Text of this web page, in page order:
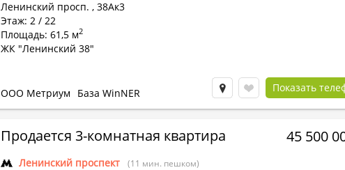
Ленинский просп. , 38Ак3
Этаж: 2 / 22
Площадь: 61,5 м2
ЖК "Ленинский 38"
ООО Метриум База WinNER Показать
Продается 3-комнатная квартира
Ленинский проспект (11 мин. пешком)
45 500